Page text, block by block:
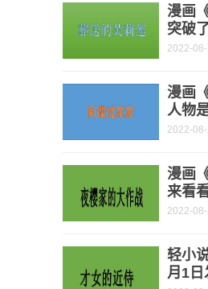
漫画
突破
2022-
漫画
人物
2022-
漫画
来看
2022-
轻小
月1日